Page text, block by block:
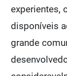
experientes,
disponíveis
grande